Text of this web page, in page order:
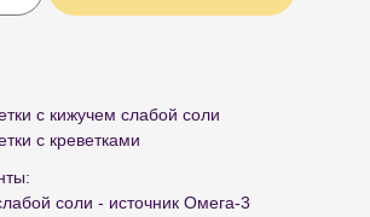
с кижучем слабой соли
с креветками
соли - источник Омега-3